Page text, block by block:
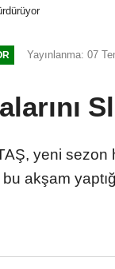
Yayınlanma: 07
yeni sezon
bu akşam